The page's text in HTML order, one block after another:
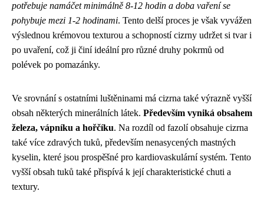
potřebuje namáčet minimálně 8-12 hodin a doba vaření se
pohybuje mezi 1-2 hodinami. Tento delší proces je však vyvážen
výslednou krémovou texturou a schopností cizrny udržet si tvar i
po uvaření, což ji činí ideální pro různé druhy pokrmů od
polévek po pomazánky.
Ve srovnání s ostatními luštěninami má cizrna také výrazně vyšší
obsah některých minerálních látek. Především vyniká obsahem
železa, vápníku a hořčíku. Na rozdíl od fazolí obsahuje cizrna
také více zdravých tuků, především nenasycených mastných
kyselin, které jsou prospěšné pro kardiovaskulární systém. Tento
vyšší obsah tuků také přispívá k její charakteristické chuti a
textury.